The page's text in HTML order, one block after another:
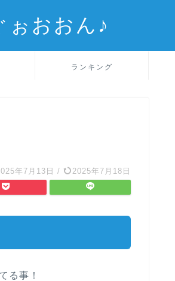
ぉおおん♪
ランキング
年7月13日 / 2025年7月18日
る事！